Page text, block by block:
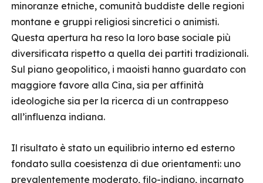
minoranze etniche, comunità buddiste delle regioni
montane e gruppi religiosi sincretici o animisti.
Questa apertura ha reso la loro base sociale più
diversificata rispetto a quella dei partiti tradizionali.
Sul piano geopolitico, i maoisti hanno guardato con
maggiore favore alla Cina, sia per affinità
ideologiche sia per la ricerca di un contrappeso
all’influenza indiana.
Il risultato è stato un equilibrio interno ed esterno
fondato sulla coesistenza di due orientamenti: uno
prevalentemente moderato, filo-indiano, incarnato